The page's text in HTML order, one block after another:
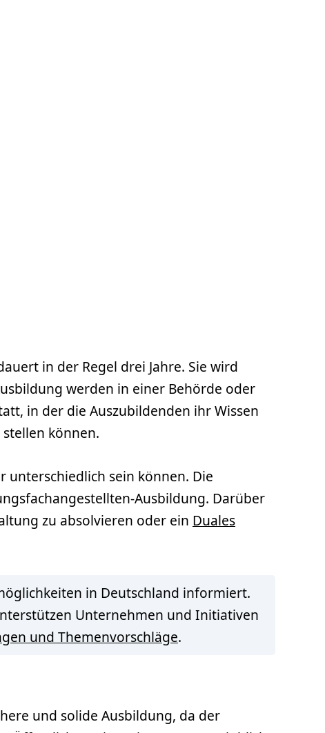
in der Regel drei Jahre. Sie wird
werden in einer Behörde oder
in der die Auszubildenden ihr Wissen
können.
unterschiedlich sein können. Die
Ausbildung. Darüber
zu absolvieren oder ein Duales
in Deutschland informiert.
Unternehmen und Initiativen
und Themenvorschläge.
und solide Ausbildung, da der